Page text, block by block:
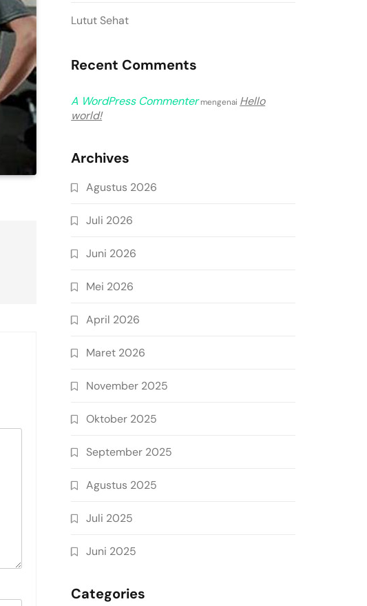
Lutut Sehat
Recent Comments
A WordPress Commentermengenai Hello
world!
Archives
Agustus 2026
Juli 2026
Juni 2026
Mei 2026
April 2026
Maret 2026
November 2025
Oktober 2025
September 2025
Agustus 2025
Juli 2025
Juni 2025
Categories